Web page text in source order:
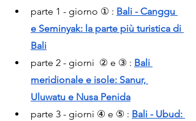
parte 1 - giorno ① : Bali - Canggu
e Seminyak: la parte più turistica di
Bali
parte 2 - giorni  ② e ③ : Bali
meridionale e isole: Sanur,
Uluwatu e Nusa Penida
parte 3 - giorni ④ e ⑤ : Bali - Ubud: